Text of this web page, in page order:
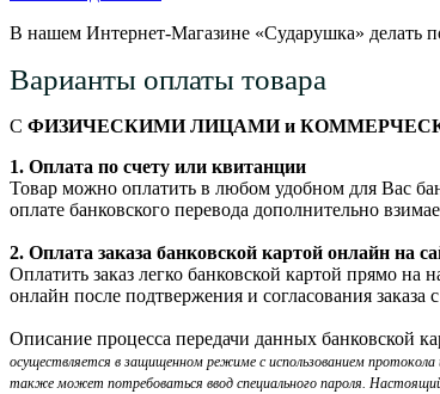
В нашем Интернет-Магазине «Сударушка» делать
Варианты оплаты товара
С ФИЗИЧЕСКИМИ ЛИЦАМИ и
1. Оплата по счету или квитанции
Товар можно оплатить в любом удобном для Вас
оплате банковского перевода дополнительно
2. Оплата заказа банковской картой онлайн на
Оплатить заказ легко банковской картой прямо
онлайн после подтвержения и согласования
Описание процесса передачи данных банковской
осуществляется в защищенном режиме с использованием
также может потребоваться ввод специального пароля.